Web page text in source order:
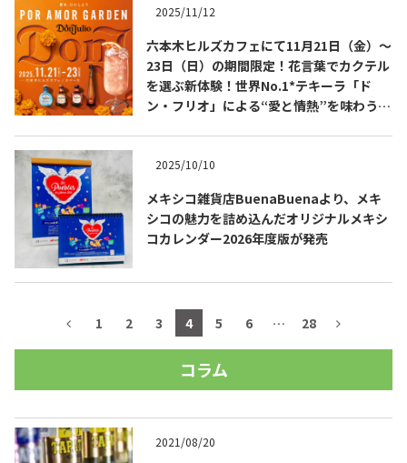
2025/11/12
六本木ヒルズカフェにて11月21日（金）～
23日（日）の期間限定！花言葉でカクテル
を選ぶ新体験！世界No.1*テキーラ「ド
ン・フリオ」による“愛と情熱”を味わう花
2025/10/10
メキシコ雑貨店BuenaBuenaより、メキ
シコの魅力を詰め込んだオリジナルメキシ
コカレンダー2026年度版が発売
1 2 3 4 5 6 … 28
コラム
2021/08/20